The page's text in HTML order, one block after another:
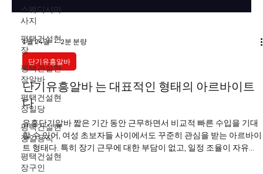
스웨디시마
사지
평택건설현
장
평택건설현
장알바
평택건설현
장일당
평택건설현
장일용직
평택건설현
장구인
1월 24일 2분 분량
단기유흥알바
단기유흥알바 는 대표적인 형태의 아르바이트
다
유흥단기알바 짧은 기간 동안 근무하면서 비교적 빠른 수입을 기대
할 수 있어, 여성 초보자들 사이에서도 꾸준히 관심을 받는 아르바이
트 형태다. 특히 장기 근무에 대한 부담이 없고, 일정 조율이 자유롭